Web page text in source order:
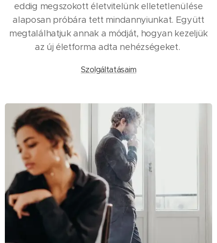
eddig megszokott életvitelünk elletetlenülése
alaposan próbára tett mindannyiunkat. Együtt
megtalálhatjuk annak a módját, hogyan kezeljük
az új életforma adta nehézségeket.
Szolgáltatásaim